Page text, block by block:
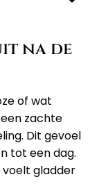
na de
of wat
zachte
Dit gevoel
tot een dag.
voelt gladder